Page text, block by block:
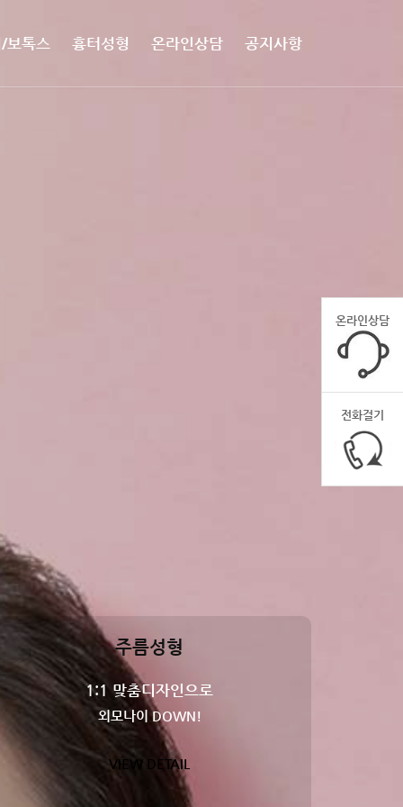
보톡스 흉터성형 온라인상담 공지사항
주름성형
1:1 맞춤디자인으로
외모나이 DOWN!
VIEW DETAIL
온라인상담
전화걸기